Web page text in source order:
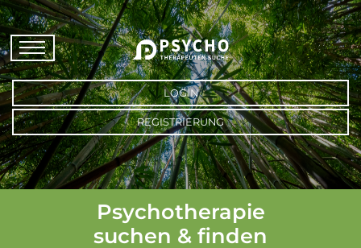
Psychotherapie
suchen & finden
LOGIN
REGISTRIERUNG